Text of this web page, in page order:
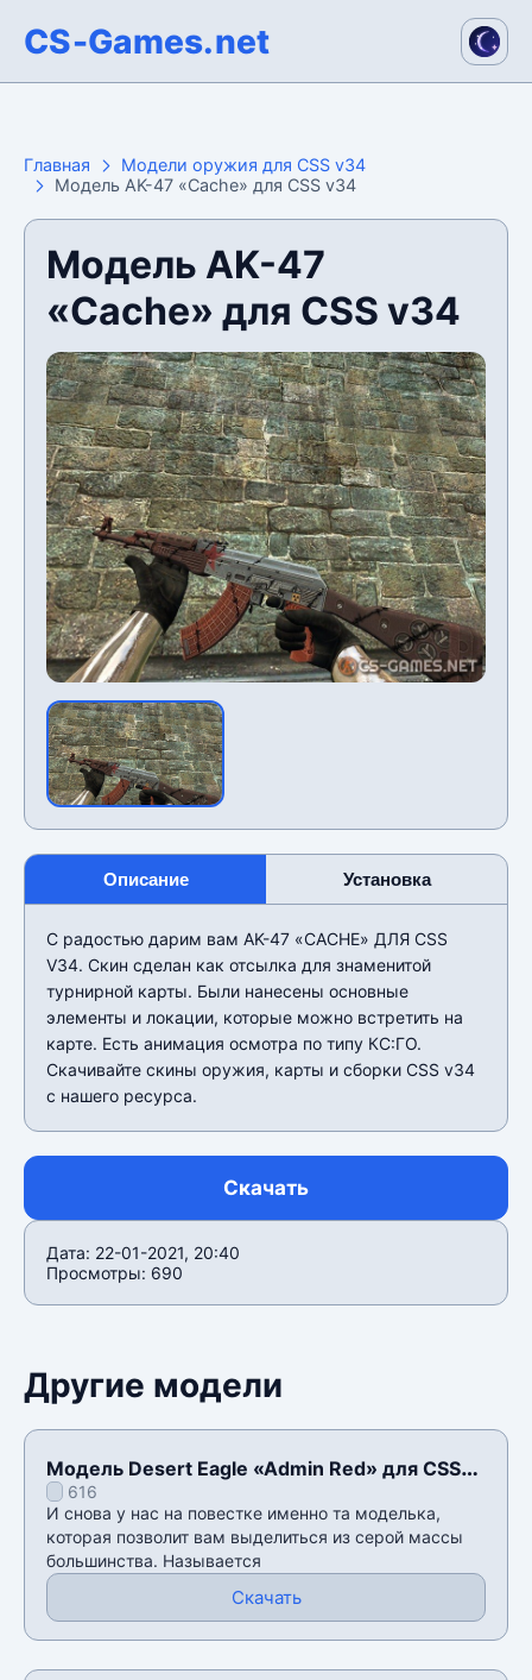
CS-Games.net
Главная
Модели оружия для CSS v34
Модель AK-47 «Cache» для CSS v34
Модель AK-47
«Cache» для CSS v34
Описание Установка
С радостью дарим вам AK-47 «CACHE» ДЛЯ CSS
V34. Скин сделан как отсылка для знаменитой
турнирной карты. Были нанесены основные
элементы и локации, которые можно встретить на
карте. Есть анимация осмотра по типу КС:ГО.
Скачивайте скины оружия, карты и сборки CSS v34
c нашего ресурса.
Скачать
Дата: 22-01-2021, 20:40
Просмотры: 690
Другие модели
Модель Desert Eagle «Admin Red» для CSS
v34616
И снова у нас на повестке именно та моделька,
которая позволит вам выделиться из серой массы
большинства. Называется
Скачать